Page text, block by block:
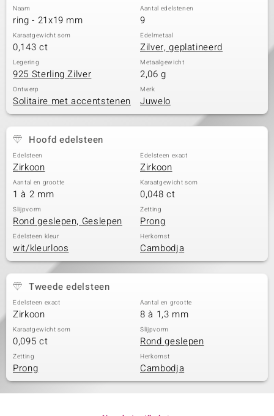
Naam
ring - 21x19 mm
Aantal edelstenen
9
Karaatgewicht som
0,143 ct
Edelmetaal
Zilver, geplatineerd
Legering
925 Sterling Zilver
Metaalgewicht
2,06 g
Ontwerp
Solitaire met accentstenen
Merk
Juwelo
Hoofd edelsteen
Edelsteen
Zirkoon
Edelsteen exact
Zirkoon
Aantal en grootte
1 à 2 mm
Karaatgewicht som
0,048 ct
Slijpvorm
Rond geslepen, Geslepen
Zetting
Prong
Edelsteen kleur
wit/kleurloos
Herkomst
Cambodja
Tweede edelsteen
Edelsteen exact
Zirkoon
Aantal en grootte
8 à 1,3 mm
Karaatgewicht som
0,095 ct
Slijpvorm
Rond geslepen
Zetting
Prong
Herkomst
Cambodja